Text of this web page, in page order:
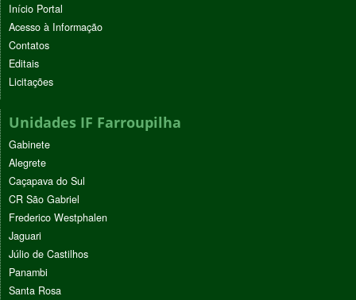
Início Portal
Acesso à Informação
Contatos
Editais
Licitações
Unidades IF Farroupilha
Gabinete
Alegrete
Caçapava do Sul
CR São Gabriel
Frederico Westphalen
Jaguari
Júlio de Castilhos
Panambi
Santa Rosa